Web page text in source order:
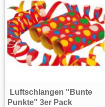
Luftschlangen "Bunte
Punkte" 3er Pack